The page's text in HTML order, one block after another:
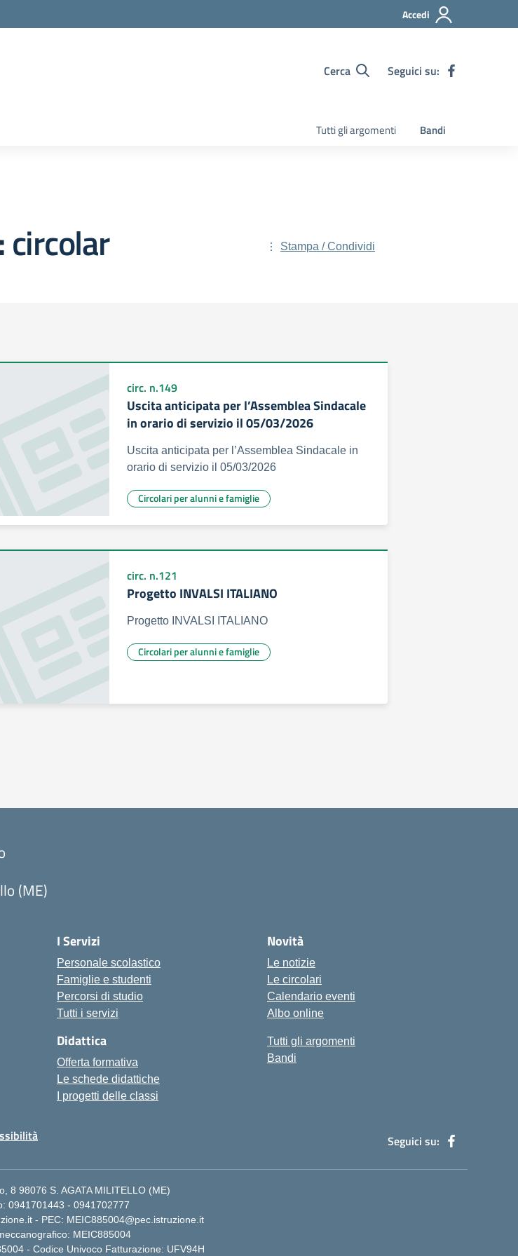
Accedi
Cerca Seguici su:
Tutti gli argomenti Bandi
Stampa / Condividi
circ. n.149
Uscita anticipata per l’Assemblea Sindacale
in orario di servizio il 05/03/2026
Uscita anticipata per l’Assemblea Sindacale in
orario di servizio il 05/03/2026
Circolari per alunni e famiglie
circ. n.121
Progetto INVALSI ITALIANO
Progetto INVALSI ITALIANO
Circolari per alunni e famiglie
(ME)
I Servizi
Personale scolastico
Famiglie e studenti
Percorsi di studio
Tutti i servizi
Didattica
Offerta formativa
Le schede didattiche
I progetti delle classi
Novità
Le notizie
Le circolari
Calendario eventi
Albo online
Tutti gli argomenti
Bandi
Seguici su:
8 98076 S. AGATA MILITELLO (ME)
0941701443 - 0941702777
- PEC: MEIC885004@pec.istruzione.it
MEIC885004
- Codice Univoco Fatturazione: UFV94H